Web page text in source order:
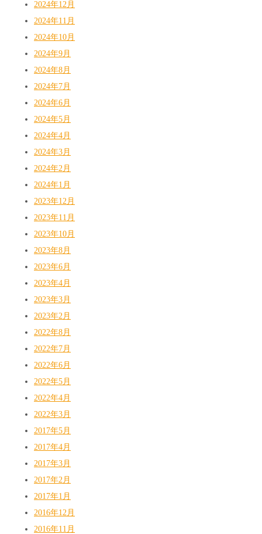
2024年12月
2024年11月
2024年10月
2024年9月
2024年8月
2024年7月
2024年6月
2024年5月
2024年4月
2024年3月
2024年2月
2024年1月
2023年12月
2023年11月
2023年10月
2023年8月
2023年6月
2023年4月
2023年3月
2023年2月
2022年8月
2022年7月
2022年6月
2022年5月
2022年4月
2022年3月
2017年5月
2017年4月
2017年3月
2017年2月
2017年1月
2016年12月
2016年11月